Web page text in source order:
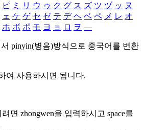
ピ ミ リ ウ ゥ ク グ ス ズ ツ ヅ ッ ヌ
ェ ケ ゲ セ ゼ テ デ ヘ ベ ペ メ レ オ
ホ ボ ポ モ ヨ ョ ロ ヲ ―
pinyin(병음)방식으로 중국어를 변환
여 사용하시면 됩니다.
면 zhongwen을 입력하시고 space를